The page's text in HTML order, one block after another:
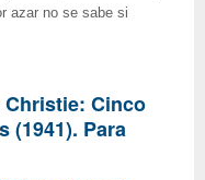
azar no se sabe si
Christie: Cinco
(1941). Para